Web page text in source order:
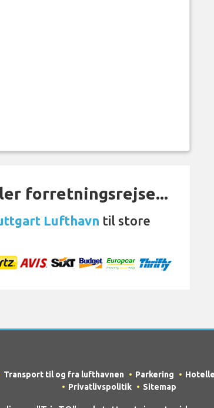
forretningsrejse...
Lufthavn til store
Transport til og fra lufthavnen Parkering
Privatlivspolitik
Sitemap